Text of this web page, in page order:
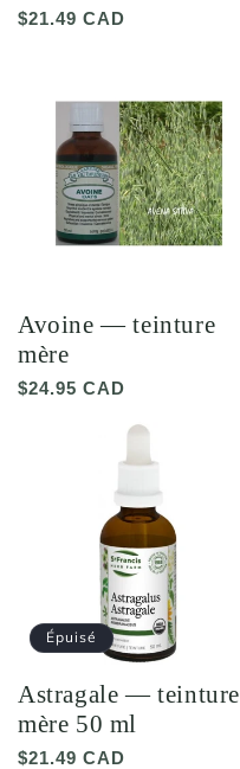
Prix
$21.49 CAD
Avoine — teinture
mère
Prix
$24.95 CAD
Épuisé
Astragale — teinture
mère 50 ml
Prix
$21.49 CAD